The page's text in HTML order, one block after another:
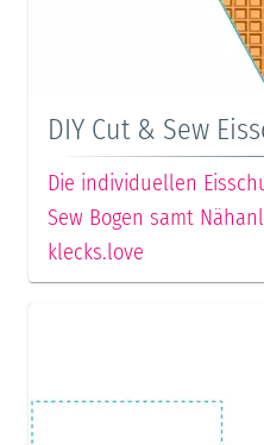
DIY Cut & Sew
Die individuellen
Sew Bogen samt
klecks.love